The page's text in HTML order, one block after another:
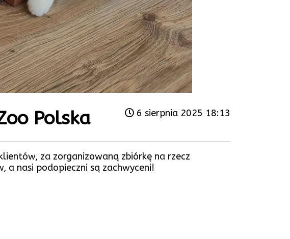
6 sierpnia 2025 18:13
Polska
za zorganizowaną zbiórkę na rzecz
a nasi podopieczni są zachwyceni!